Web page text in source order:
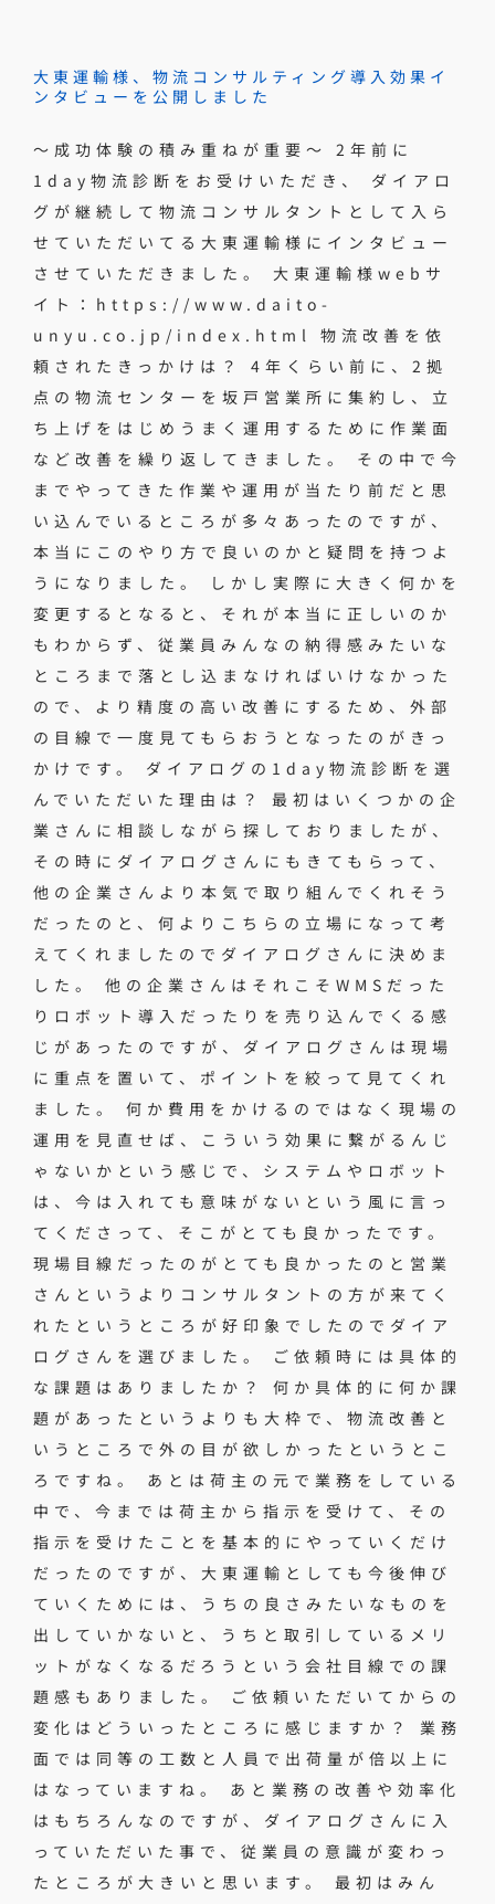
大東運輸様、物流コンサルティング導入効果イ
ンタビューを公開しました
〜成功体験の積み重ねが重要〜 2年前に
1day物流診断をお受けいただき、 ダイアロ
グが継続して物流コンサルタントとして入ら
せていただいてる大東運輸様にインタビュー
させていただきました。 大東運輸様webサ
イト：https://www.daito-
unyu.co.jp/index.html 物流改善を依
頼されたきっかけは？ 4年くらい前に、2拠
点の物流センターを坂戸営業所に集約し、立
ち上げをはじめうまく運用するために作業面
など改善を繰り返してきました。 その中で今
までやってきた作業や運用が当たり前だと思
い込んでいるところが多々あったのですが、
本当にこのやり方で良いのかと疑問を持つよ
うになりました。 しかし実際に大きく何かを
変更するとなると、それが本当に正しいのか
もわからず、従業員みんなの納得感みたいな
ところまで落とし込まなければいけなかった
ので、より精度の高い改善にするため、外部
の目線で一度見てもらおうとなったのがきっ
かけです。 ダイアログの1day物流診断を選
んでいただいた理由は？ 最初はいくつかの企
業さんに相談しながら探しておりましたが、
その時にダイアログさんにもきてもらって、
他の企業さんより本気で取り組んでくれそう
だったのと、何よりこちらの立場になって考
えてくれましたのでダイアログさんに決めま
した。 他の企業さんはそれこそWMSだった
りロボット導入だったりを売り込んでくる感
じがあったのですが、ダイアログさんは現場
に重点を置いて、ポイントを絞って見てくれ
ました。 何か費用をかけるのではなく現場の
運用を見直せば、こういう効果に繋がるんじ
ゃないかという感じで、システムやロボット
は、今は入れても意味がないという風に言っ
てくださって、そこがとても良かったです。
現場目線だったのがとても良かったのと営業
さんというよりコンサルタントの方が来てく
れたというところが好印象でしたのでダイア
ログさんを選びました。 ご依頼時には具体的
な課題はありましたか？ 何か具体的に何か課
題があったというよりも大枠で、物流改善と
いうところで外の目が欲しかったというとこ
ろですね。 あとは荷主の元で業務をしている
中で、今までは荷主から指示を受けて、その
指示を受けたことを基本的にやっていくだけ
だったのですが、大東運輸としても今後伸び
ていくためには、うちの良さみたいなものを
出していかないと、うちと取引しているメリ
ットがなくなるだろうという会社目線での課
題感もありました。 ご依頼いただいてからの
変化はどういったところに感じますか？ 業務
面では同等の工数と人員で出荷量が倍以上に
はなっていますね。 あと業務の改善や効率化
はもちろんなのですが、ダイアログさんに入
っていただいた事で、従業員の意識が変わっ
たところが大きいと思います。 最初はみん